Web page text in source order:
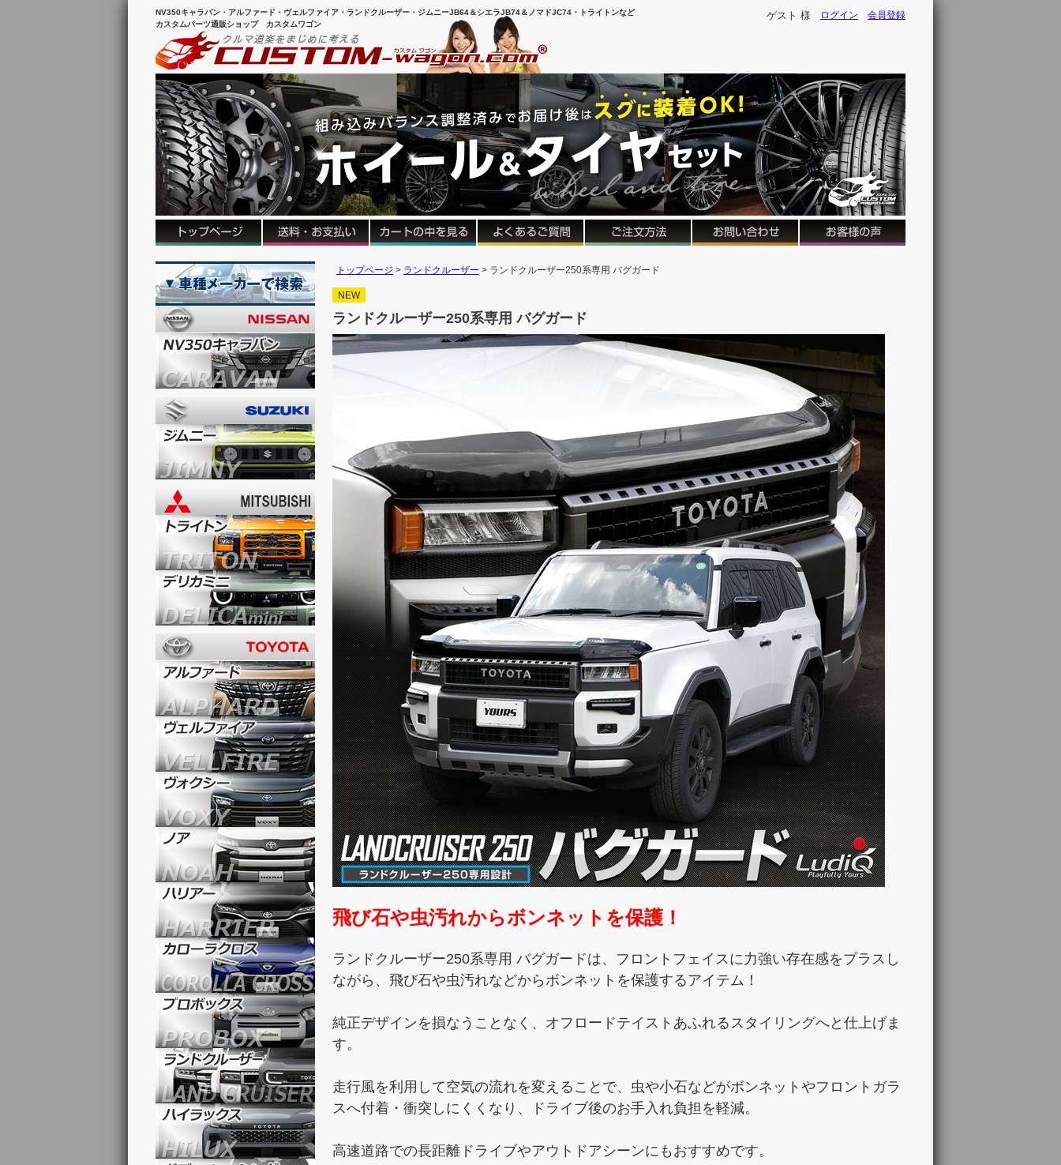
NV350キャラバン・アルファード・ヴェルファイア・ランドクルーザー・ジムニーJB64＆シエラJB74＆ノマドJC74・トライトンなど
カスタムパーツ通販ショップ カスタムワゴン
ゲスト 様 ログイン 会員登録
トップページ ランドクルーザー ランドクルーザー250系専用 バグガード
NEW
ランドクルーザー250系専用 バグガード
飛び石や虫汚れからボンネットを保護！
ランドクルーザー250系専用 バグガードは、フロントフェイスに力強い存在感をプラスし
ながら、飛び石や虫汚れなどからボンネットを保護するアイテム！
純正デザインを損なうことなく、オフロードテイストあふれるスタイリングへと仕上げま
す。
走行風を利用して空気の流れを変えることで、虫や小石などがボンネットやフロントガラ
スへ付着・衝突しにくくなり、ドライブ後のお手入れ負担を軽減。
高速道路での長距離ドライブやアウトドアシーンにもおすすめです。